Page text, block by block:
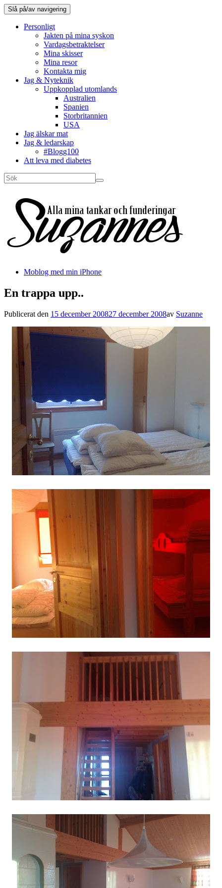
Slå på/av navigering
Personligt
Jakten på mina syskon
Vardagsbetraktelser
Mina skisser
Mina resor
Kontakta mig
Jag & Nyteknik
Uppkopplad utomlands
Australien
Spanien
Storbritannien
USA
Jag älskar mat
Jag & ledarskap
#Blogg100
Att leva med diabetes
Moblog med min iPhone
En trappa upp..
Publicerat den 15 december 200827 december 2008av Suzanne